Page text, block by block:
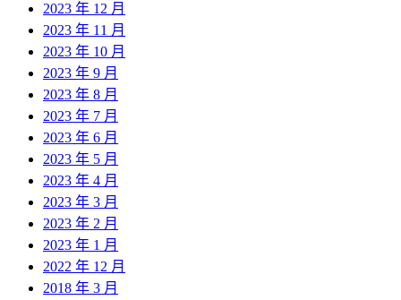
2023 年 12 月
2023 年 11 月
2023 年 10 月
2023 年 9 月
2023 年 8 月
2023 年 7 月
2023 年 6 月
2023 年 5 月
2023 年 4 月
2023 年 3 月
2023 年 2 月
2023 年 1 月
2022 年 12 月
2018 年 3 月